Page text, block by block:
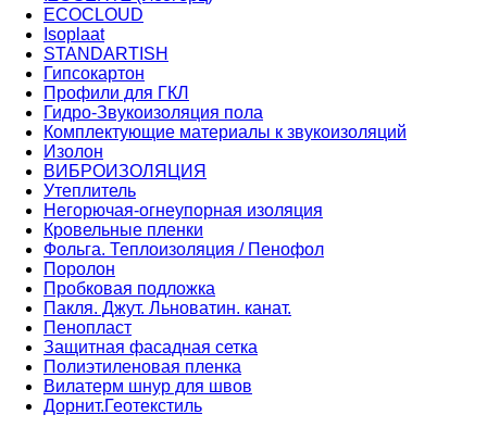
ECOCLOUD
Isoplaat
STANDARTISH
Гипсокартон
Профили для ГКЛ
Гидро-Звукоизоляция пола
Комплектующие материалы к звукоизоляций
Изолон
ВИБРОИЗОЛЯЦИЯ
Утеплитель
Негорючая-огнеупорная изоляция
Кровельные пленки
Фольга. Теплоизоляция / Пенофол
Поролон
Пробковая подложка
Пакля. Джут. Льноватин. канат.
Пенопласт
Защитная фасадная сетка
Полиэтиленовая пленка
Вилатерм шнур для швов
Дорнит.Геотекстиль